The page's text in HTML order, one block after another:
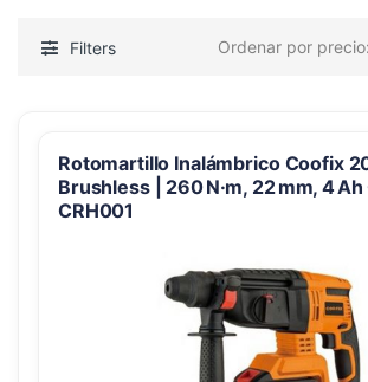
Filters
Rotomartillo Inalámbrico Coofix
Brushless | 260 N·m, 22 mm, 4 Ah
CRH001